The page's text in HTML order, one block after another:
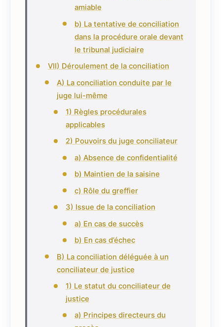
amiable
b) La tentative de conciliation
dans la procédure orale devant
le tribunal judiciaire
VII) Déroulement de la conciliation
A) La conciliation conduite par le
juge lui-même
1) Règles procédurales
applicables
2) Pouvoirs du juge conciliateur
a) Absence de confidentialité
b) Maintien de la saisine
c) Rôle du greffier
3) Issue de la conciliation
a) En cas de succès
b) En cas d’échec
B) La conciliation déléguée à un
conciliateur de justice
1) Le statut du conciliateur de
justice
a) Principes directeurs du